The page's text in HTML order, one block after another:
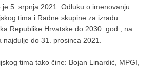
je 5. srpnja 2021. Odluku o imenovanju
tima i Radne skupine za izradu
Republike Hrvatske do 2030. god., na
do 31. prosinca 2021.
tima tako čine: Bojan Linardić, MPGI,